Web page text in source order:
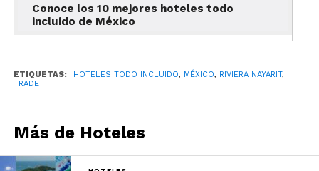
Westin operará como un todo incluido en Nayarit.
Conoce los 10 mejores hoteles todo
incluido de México
ETIQUETAS: HOTELES TODO INCLUIDO, MÉXICO, RIVIERA NAYARIT,
TRADE
Más de Hoteles